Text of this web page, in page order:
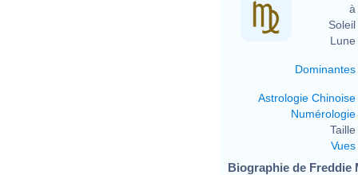
à
Soleil
Lune
Dominantes
Astrologie Chinoise
Numérologie
Taille
Vues
Biographie de Freddie